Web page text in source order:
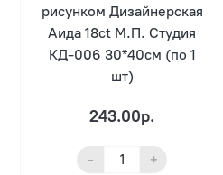
рисунком Дизайнерская
Аида 18ct М.П. Студия
КД-006 30*40см (по 1
шт)
243.00р.
- +